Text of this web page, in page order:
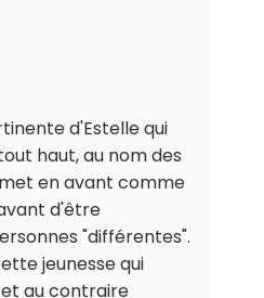
d'Estelle qui
haut, au nom des
en avant comme
d'être
"différentes".
jeunesse qui
au contraire